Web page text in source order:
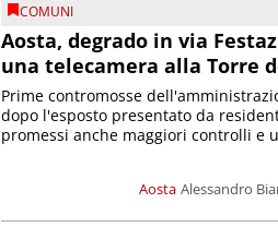
COMUNI
Aosta, degrado in via
una telecamera alla Torre
Aosta Alessandro
Prime contromosse
dopo l'esposto presentato da
promessi anche maggiori controlli e